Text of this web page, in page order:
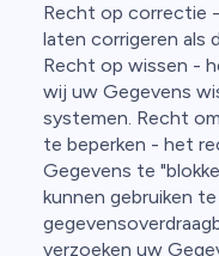
Recht op correctie
laten corrigeren als
Recht op wissen -
wij uw Gegevens
systemen. Recht
te beperken - het
Gegevens te
kunnen gebruiken
verzoeken uw